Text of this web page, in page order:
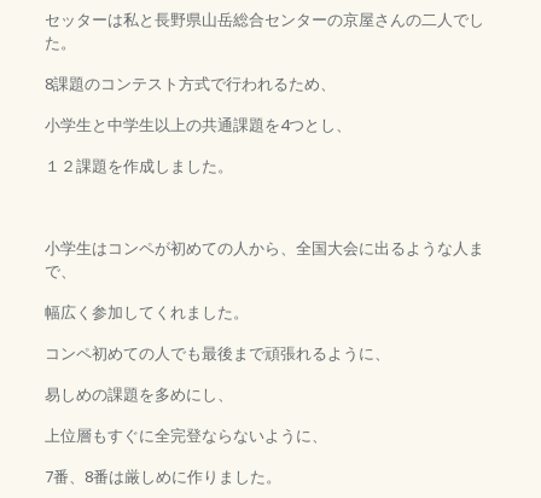
セッターは私と長野県山岳総合センターの京屋さんの二人でし
た。
8課題のコンテスト方式で行われるため、
小学生と中学生以上の共通課題を4つとし、
１２課題を作成しました。
小学生はコンペが初めての人から、全国大会に出るような人ま
で、
幅広く参加してくれました。
コンペ初めての人でも最後まで頑張れるように、
易しめの課題を多めにし、
上位層もすぐに全完登ならないように、
7番、8番は厳しめに作りました。